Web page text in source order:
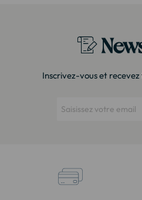
Inscrivez-vous et recevez